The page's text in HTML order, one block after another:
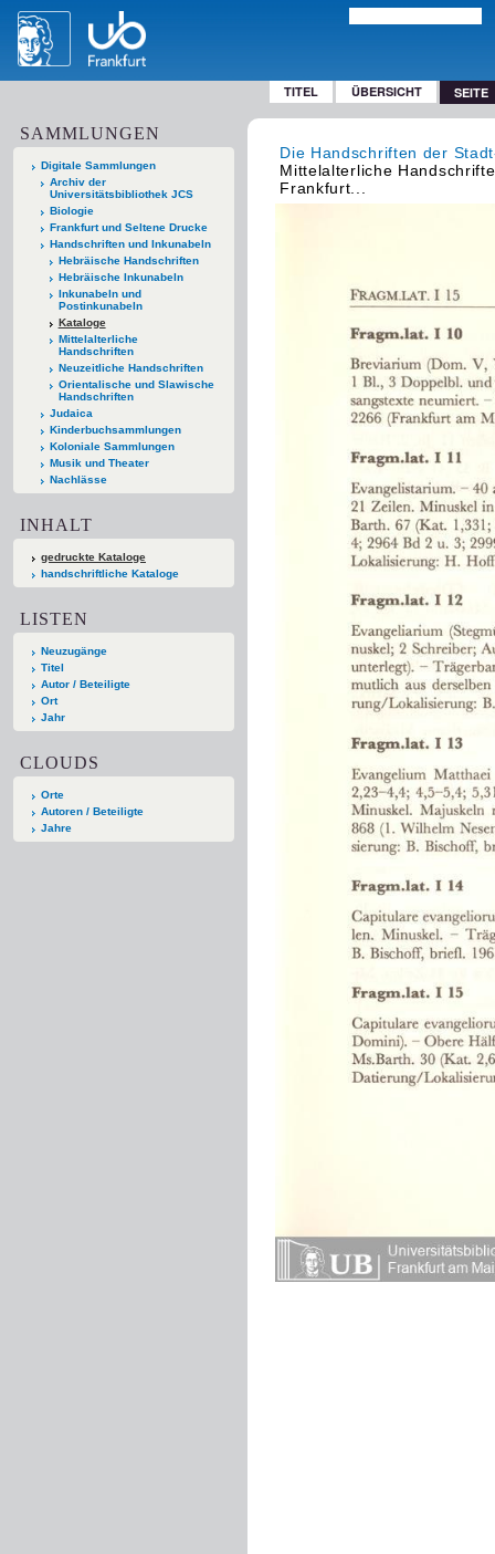
TITEL ÜBERSICHT SEITE
SAMMLUNGEN
Digitale Sammlungen
Archiv der
Universitätsbibliothek JCS
Biologie
Frankfurt und Seltene Drucke
Handschriften und Inkunabeln
Hebräische Handschriften
Hebräische Inkunabeln
Inkunabeln und
Postinkunabeln
Kataloge
Mittelalterliche
Handschriften
Neuzeitliche Handschriften
Orientalische und Slawische
Handschriften
Judaica
Kinderbuchsammlungen
Koloniale Sammlungen
Musik und Theater
Nachlässe
INHALT
gedruckte Kataloge
handschriftliche Kataloge
LISTEN
Neuzugänge
Titel
Autor / Beteiligte
Ort
Jahr
CLOUDS
Orte
Autoren / Beteiligte
Jahre
Die Handschriften der
Mittelalterliche
Frankfurt...